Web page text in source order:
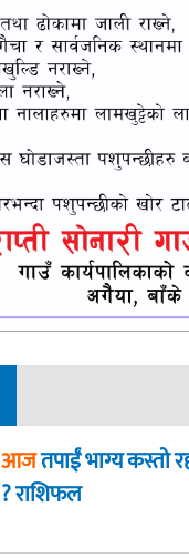
आजतपाईं भाग्य कस्ताे
? राशिफल